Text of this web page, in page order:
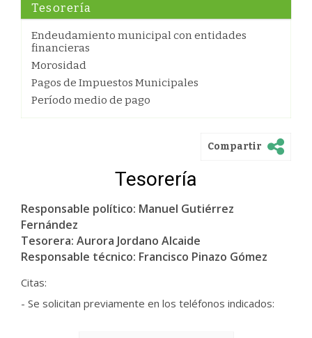
Tesorería
Endeudamiento municipal con entidades
financieras
Morosidad
Pagos de Impuestos Municipales
Período medio de pago
Compartir
Tesorería
Responsable político: Manuel Gutiérrez
Fernández
Tesorera: Aurora Jordano Alcaide
Responsable técnico: Francisco Pinazo Gómez
Citas:
- Se solicitan previamente en los teléfonos indicados: